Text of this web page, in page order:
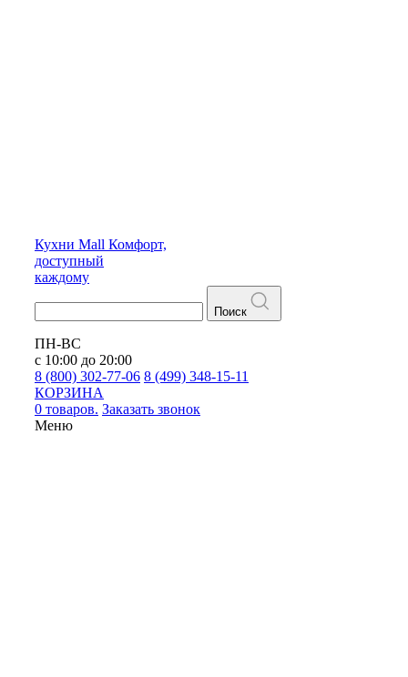
Кухни Mall Комфорт,
доступный
каждому
Поиск
ПН-ВС
с 10:00 до 20:00
8 (800) 302-77-06 8 (499) 348-15-11
КОРЗИНА
0 товаров. Заказать звонок
Меню